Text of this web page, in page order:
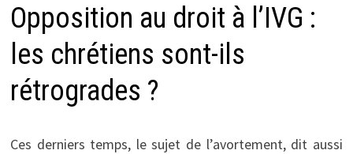
Opposition au droit à l’IVG :
les chrétiens sont-ils
rétrogrades ?
Ces derniers temps, le sujet de l’avortement, dit aussi